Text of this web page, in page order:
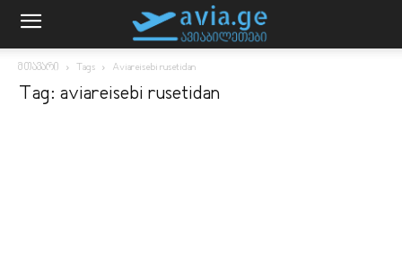
მთავარი Tags Aviareisebi rusetidan
Tag: aviareisebi rusetidan